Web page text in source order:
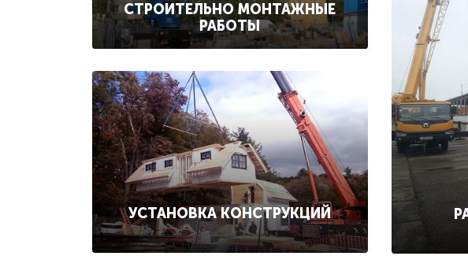
СТРОИТЕЛЬНО МОНТАЖНЫЕ
РАБОТЫ
УСТАНОВКА КОНСТРУКЦИЙ